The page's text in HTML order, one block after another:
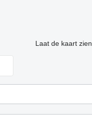
Laat de kaart zien